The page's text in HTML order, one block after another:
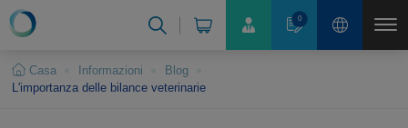
0
Casa Informazioni
Blog
L'importanza delle bilance veterinarie
Pannello di gestione dei cookies